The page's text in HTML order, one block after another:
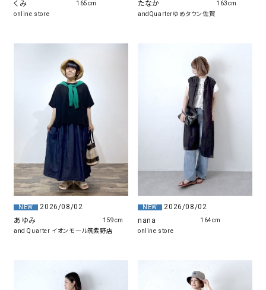
くみ
online store
165cm
たなか
andQuarterゆめタウン佐賀
163cm
NEW
2026/08/02
あゆみ
and Quarter イオンモール筑紫野店
159cm
NEW
2026/08/02
nana
online store
164cm